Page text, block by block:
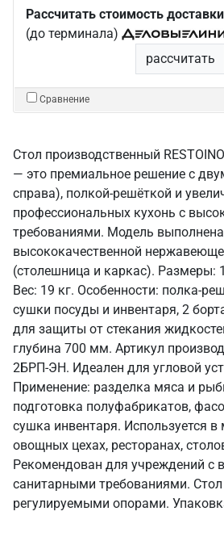
Рассчитать стоимость доставки
(до терминала)
рассчитать
Сравнение
Стол производственный
— это премиальное решение с
справа), полкой-решёткой и
профессиональных кухонь с
требованиями. Модель
высококачественной
(столешница и каркас). Размеры:
Вес: 19 кг. Особенности: полка-
сушки посуды и инвентаря, 2
для защиты от стекания
глубина 700 мм. Артикул
2БРП-ЭН. Идеален для угловой
Применение: разделка мяса и
подготовка полуфабрикатов,
сушка инвентаря. Используется
овощных цехах, ресторанах,
Рекомендован для учреждений с
санитарными требованиями.
регулируемыми опорами.